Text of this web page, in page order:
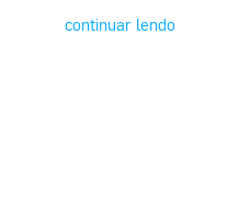
continuar lendo